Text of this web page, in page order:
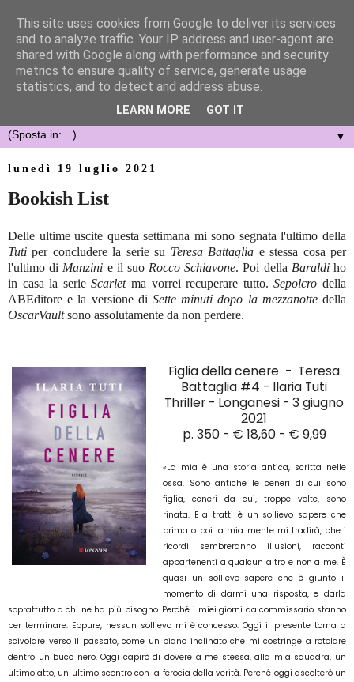
▼
lunedì 19 luglio 2021
Bookish List
Delle ultime uscite questa settimana mi sono segnata l'ultimo della
Tuti per concludere la serie su Teresa Battaglia e stessa cosa per
l'ultimo di Manzini e il suo Rocco Schiavone. Poi della Baraldiho
in casa la serieScarletma vorrei recuperare tutto.Sepolcro della
ABEditore e la versione di Sette minuti dopo la mezzanottedella
OscarVaultsono assolutamente da non perdere.
Figlia della cenere - Teresa
Battaglia #4 - Ilaria Tuti
Thriller - Longanesi -3 giugno
2021
p. 350 - € 18,60 - € 9,99
«La mia è una storia antica, scritta nelle
ossa. Sono antiche le ceneri di cui sono
figlia, ceneri da cui, troppe volte, sono
rinata. E a tratti è un sollievo sapere che
prima o poi la mia mente mi tradirà, che i
ricordi sembreranno illusioni, racconti
appartenenti a qualcun altro e non a me. È
quasi un sollievo sapere che è giunto il
momento di darmi una risposta, e darla
soprattutto a chi ne ha più bisogno. Perché i miei giorni da commissario stanno
per terminare. Eppure, nessun sollievo mi è concesso. Oggi il presente torna a
scivolare verso il passato, come un piano inclinato che mi costringe a rotolare
dentro un buco nero. Oggi capirò di dovere a me stessa, alla mia squadra, un
ultimo atto, un ultimo scontro con la ferocia della verità. Perché oggi ascolterò un
This site uses cookies from Google to deliver its services
and to analyze traffic. Your IP address and user-agent are
shared with Google along with performance and security
metrics to ensure quality of service, generate usage
statistics, and to detect and address abuse.
LEARN MORE GOT IT